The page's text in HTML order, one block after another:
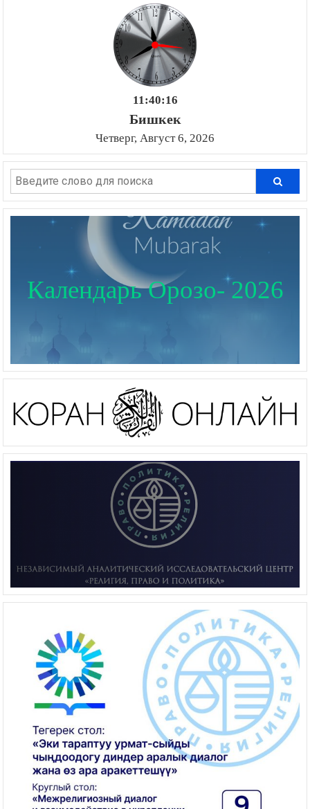
11:40:17
Бишкек
Четверг, Август 6, 2026
Календарь Орозо- 2026